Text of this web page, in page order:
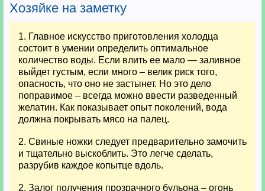
Хозяйке на заметку
1. Главное искусство приготовления холодца
состоит в умении определить оптимальное
количество воды. Если влить ее мало — заливное
выйдет густым, если много – велик риск того,
опасность, что оно не застынет. Но это дело
поправимое – всегда можно ввести разведенный
желатин. Как показывает опыт поколений, вода
должна покрывать мясо на палец.
2. Свиные ножки следует предварительно замочить
и тщательно выскоблить. Это легче сделать,
разрубив каждое копытце вдоль.
2. Залог получения прозрачного бульона – огонь